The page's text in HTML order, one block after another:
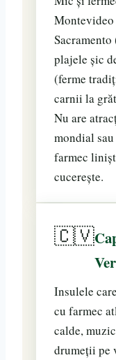
plajele șic
(ferme
carnii la
Nu are
mondial
farmec
cucerește.
🇨🇻
Insulele
cu farmec
calde,
drumeții pe